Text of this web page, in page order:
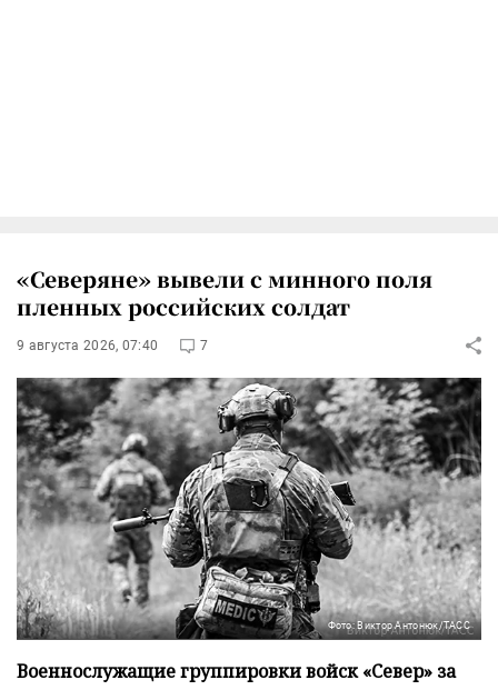
«Северяне» вывели с минного поля
пленных российских солдат
9 августа 2026, 07:40 7
Фото: Виктор Антонюк/ТАСС
Военнослужащие группировки войск «Север» за